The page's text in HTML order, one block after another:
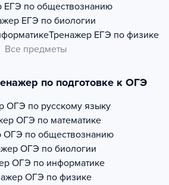
ЕГЭ по обществознанию
ЕГЭ по биологии
Тренажер ЕГЭ по физике
Все предметы
по подготовке к ОГЭ
ОГЭ по русскому языку
ОГЭ по математике
ОГЭ по обществознанию
ОГЭ по биологии
ОГЭ по информатике
ОГЭ по физике